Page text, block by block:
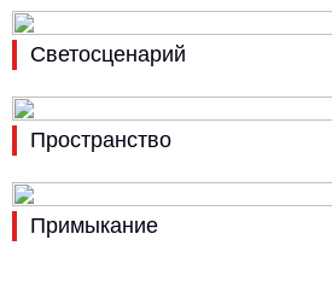
Светосценарий
Пространство
Примыкание